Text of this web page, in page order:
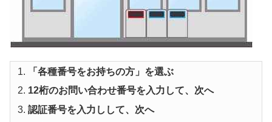
「各種番号をお持ちの方」を選ぶ
12桁のお問い合わせ番号を入力して、次へ
認証番号を入力しして、次へ